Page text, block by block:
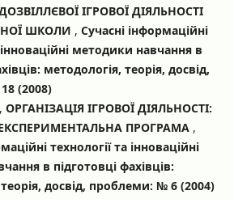
ІГРОВОЇ ДІЯЛЬНОСТІ
ШКОЛИ , Сучасні інформаційні
інноваційні методики навчання в
методологія, теорія, досвід,
(2008)
ОРГАНІЗАЦІЯ ІГРОВОЇ ДІЯЛЬНОСТІ:
ПРОГРАМА ,
технології та інноваційні
в підготовці фахівців:
досвід, проблеми: № 6 (2004)